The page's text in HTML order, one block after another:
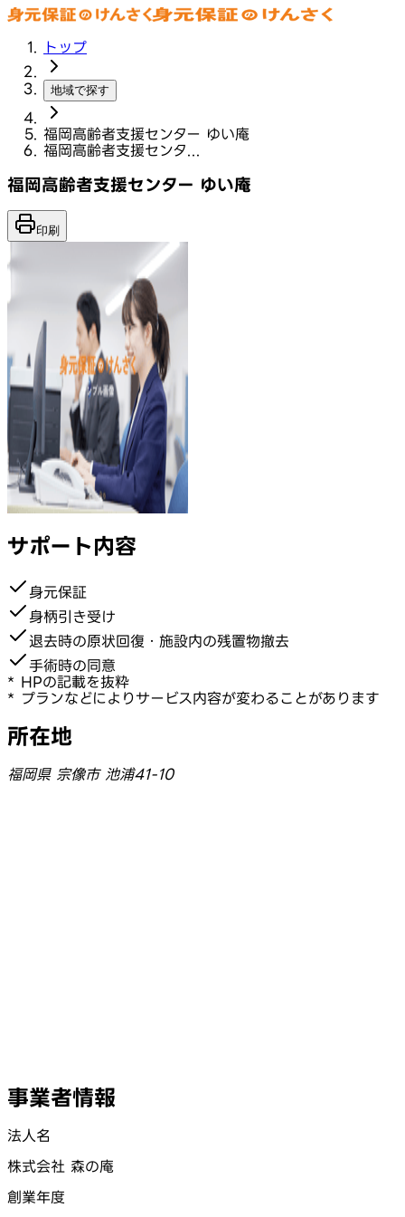
トップ
地域で探す
福岡高齢者支援センター ゆい庵
福岡高齢者支援センタ...
福岡高齢者支援センター ゆい庵
印刷
サポート内容
身元保証
身柄引き受け
退去時の原状回復・施設内の残置物撤去
手術時の同意
* HPの記載を抜粋
* プランなどによりサービス内容が変わることがあります
所在地
福岡県 宗像市 池浦41-10
事業者情報
法人名
株式会社 森の庵
創業年度